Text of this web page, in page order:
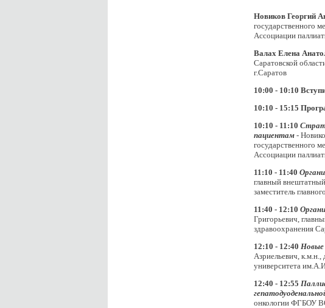
Новиков Георгий
государственного
Ассоциации
Валах Елена
Саратовской
г.Саратов
10:00 - 10:10
10:10 - 15:15
10:10 - 11:10
пациентам -
государственного
Ассоциации
11:10 - 11:40
главный
заместитель
11:40 - 12:10
Григорьевич,
здравоохранения
12:10 - 12:40 Новые
Азриельевич, к.м.н.,
университета
12:40 - 12:55
онкологии ФГБОУ